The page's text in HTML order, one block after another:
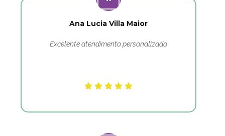
Ana Lucia Villa Maior
Excelente atendimento personalizado